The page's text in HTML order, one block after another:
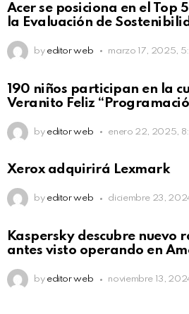
Acer se posiciona en el Top
la Evaluación de
by editor web marzo 17, 2025,
190 niños participan en la
Veranito Feliz
by editor web enero 22, 2025,
Xerox adquirirá Lexmark
by editor web diciembre 23,
Kaspersky descubre nuevo
antes visto operando en
by editor web noviembre 13,